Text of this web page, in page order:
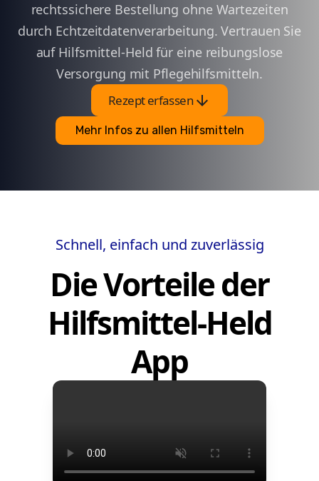
rechtssichere Bestellung ohne Wartezeiten
durch Echtzeitdatenverarbeitung. Vertrauen Sie
auf Hilfsmittel-Held für eine reibungslose
Versorgung mit Pflegehilfsmitteln.
Rezept erfassenarrow_downward
Mehr Infos zu allen Hilfsmitteln
Schnell, einfach und zuverlässig
Die Vorteile der
Hilfsmittel-Held
App